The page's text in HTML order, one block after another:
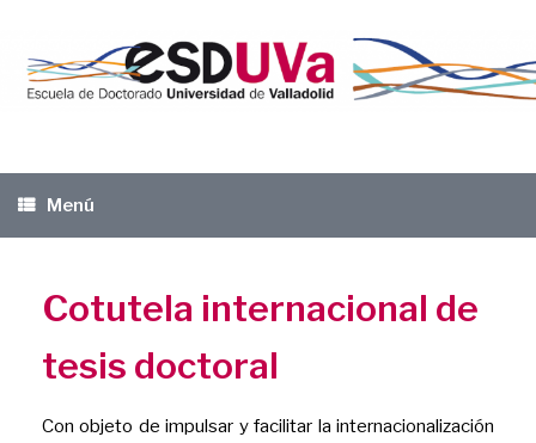
contenido
Menú
Cotutela internacional de
tesis doctoral
Con objeto de impulsar y facilitar la internacionalización